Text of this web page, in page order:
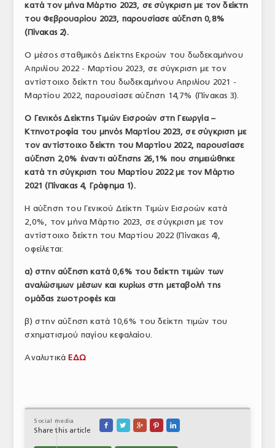
ΕΜΠΟΡΙΚΟΙ ΑΝΤΙΠΡΟΣΩΠΟΙ
ΝΟΜΟΘΕΣΙΑ
ΕΛΛΗΝΙΚΗ ΝΟΜΟΘΕΣΙΑ
ΕΥΡΩΠΑΪΚΗ ΝΟΜΟΘΕΣΙΑ
Profile
ΑΡΧΕΙΟ ΤΕΥΧΩΝ
ΣΥΝΕΔΡΙΟ ΚΡΕΑΤΟΣ
κατά τον μήνα Μάρτιο 2023, σε σύγκριση με τον δείκτη
του Φεβρουαρίου 2023, παρουσίασε αύξηση 0,8%
(Πίνακας 2).
Ο μέσος σταθμικός Δείκτης Εκροών του δωδεκαμήνου
Απριλίου 2022 - Μαρτίου 2023, σε σύγκριση με τον
αντίστοιχο δείκτη του δωδεκαμήνου Απριλίου 2021 -
Μαρτίου 2022, παρουσίασε αύξηση 14,7% (Πίνακας 3).
Ο Γενικός Δείκτης Τιμών Εισροών στη Γεωργία –
Κτηνοτροφία του μηνός Μαρτίου 2023, σε σύγκριση με
τον αντίστοιχο δείκτη του Μαρτίου 2022, παρουσίασε
αύξηση 2,0% έναντι αύξησης 26,1% που σημειώθηκε
κατά τη σύγκριση του Μαρτίου 2022 με τον Μάρτιο
2021 (Πίνακας 4, Γράφημα 1).
Η αύξηση του Γενικού Δείκτη Τιμών Εισροών κατά
2,0%, τον μήνα Μάρτιο 2023, σε σύγκριση με τον
αντίστοιχο δείκτη του Μαρτίου 2022 (Πίνακας 4),
οφείλεται:
α) στην αύξηση κατά 0,6% του δείκτη τιμών των
αναλώσιμων μέσων και κυρίως στη μεταβολή της
ομάδας ζωοτροφές και
β) στην αύξηση κατά 10,6% του δείκτη τιμών του
σχηματισμού παγίου κεφαλαίου.
ΑναλυτικάΕΔΩ
Social media
Share this article
    